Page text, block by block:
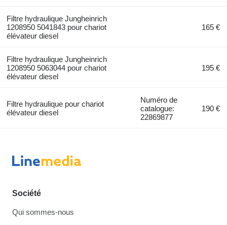
Filtre hydraulique Jungheinrich
1208950 5041843 pour chariot
élévateur diesel
165 €
Filtre hydraulique Jungheinrich
1208950 5063044 pour chariot
élévateur diesel
195 €
Filtre hydraulique pour chariot
élévateur diesel
Numéro de
catalogue:
22869877
190 €
Société
Qui sommes-nous